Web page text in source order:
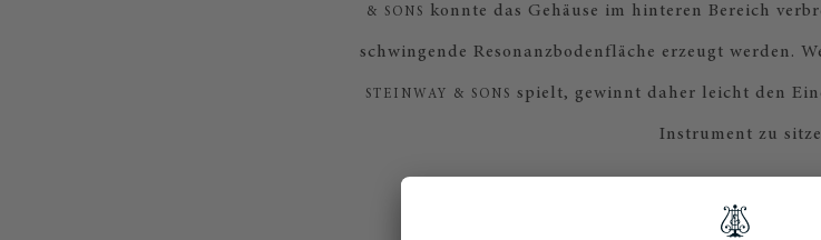
& SONS konnte das Gehäuse im hinteren Bereich
schwingende Resonanzbodenfläche erzeugt werden.
STEINWAY & SONS spielt, gewinnt daher leicht den
Instrument zu